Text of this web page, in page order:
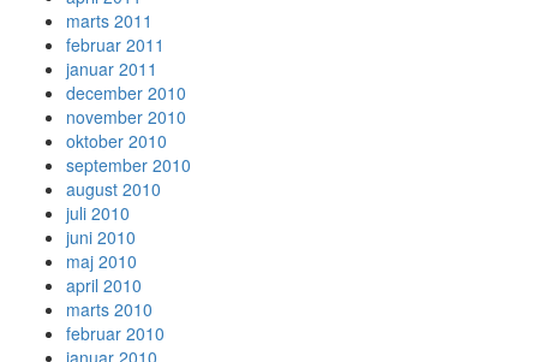
marts 2011
februar 2011
januar 2011
december 2010
november 2010
oktober 2010
september 2010
august 2010
juli 2010
juni 2010
maj 2010
april 2010
marts 2010
februar 2010
januar 2010